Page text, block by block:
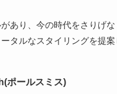
あり、今の時代をさりげ
タルなスタイリングを提案
ポールスミス)